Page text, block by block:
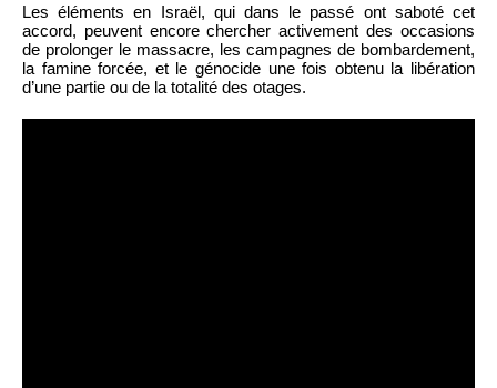
Les éléments en Israël, qui dans le passé ont saboté cet
accord, peuvent encore chercher activement des occasions
de prolonger le massacre, les campagnes de bombardement,
la famine forcée, et le génocide une fois obtenu la libération
d’une partie ou de la totalité des otages.